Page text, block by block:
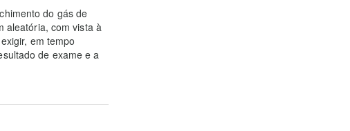
do gás de
aleatória, com vista à
em tempo
de exame e a